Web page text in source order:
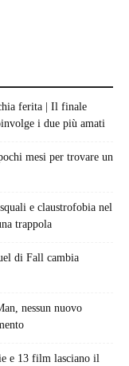
ferita | Il finale
i due più amati
mesi per trovare un
e claustrofobia nel
trappola
di Fall cambia
nessun nuovo
e 13 film lasciano il